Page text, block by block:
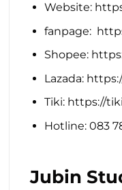
Website:
fanpage:
Shopee:
Lazada:
Tiki: https://
Hotline: 083
Jubin